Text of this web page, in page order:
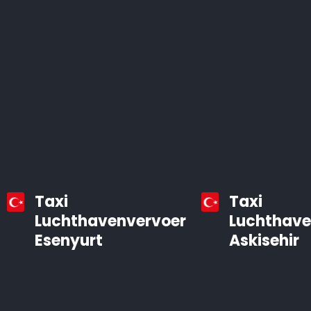
Taxi
Luchthavenvervoer
Esenyurt
Taxi
Askisehir